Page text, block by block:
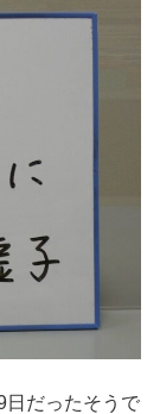
日だったそうで